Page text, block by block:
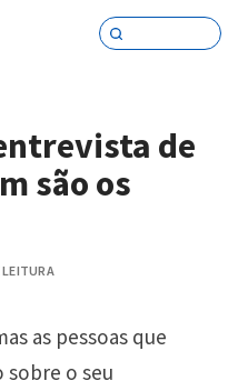
de
são os
LEITURA
as pessoas que
sobre o seu